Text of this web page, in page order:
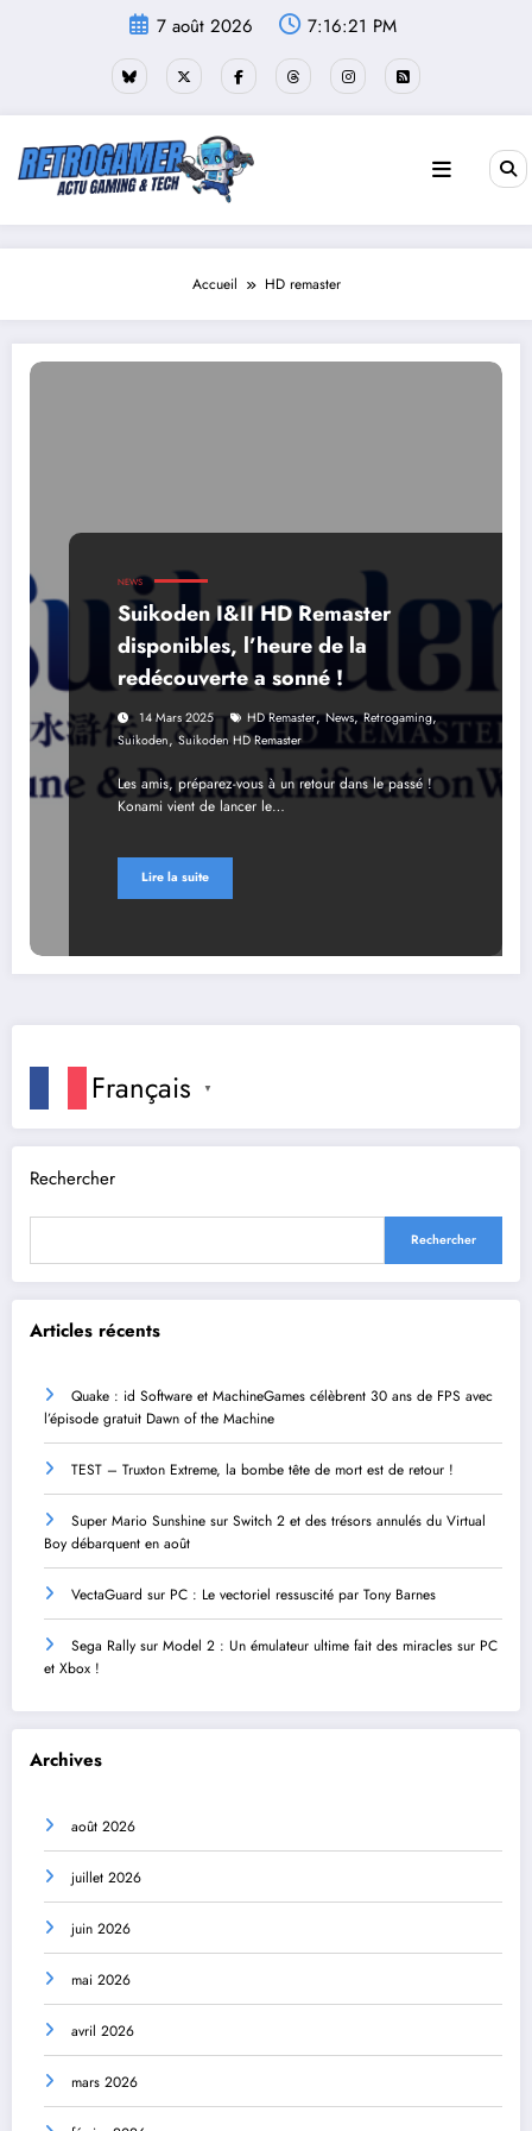
7 août 2026 7:16:21 PM
Accueil HD remaster
NEWS
Suikoden I&II HD Remaster
disponibles, l’heure de la
redécouverte a sonné !
14 Mars 2025 HD Remaster,News,Retrogaming,
Suikoden,Suikoden HD Remaster
Les amis, préparez-vous à un retour dans le passé !
Konami vient de lancer le…
Lire la suite
Français ▼
Rechercher
Rechercher
Articles récents
Quake : id Software et MachineGames célèbrent 30 ans de FPS avec
l’épisode gratuit Dawn of the Machine
TEST – Truxton Extreme, la bombe tête de mort est de retour !
Super Mario Sunshine sur Switch 2 et des trésors annulés du Virtual
Boy débarquent en août
VectaGuard sur PC : Le vectoriel ressuscité par Tony Barnes
Sega Rally sur Model 2 : Un émulateur ultime fait des miracles sur PC
et Xbox !
Archives
août 2026
juillet 2026
juin 2026
mai 2026
avril 2026
mars 2026